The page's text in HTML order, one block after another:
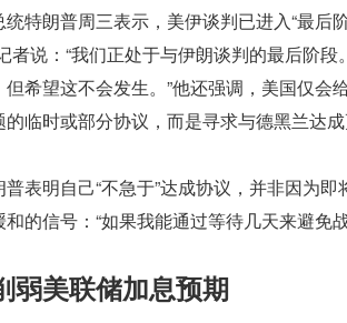
特朗普周三表示，美伊谈判已进入“最后
者说：“我们正处于与伊朗谈判的最后阶
希望这不会发生。”他还强调，美国仅会
临时或部分协议，而是寻求与德黑兰达
表明自己“不急于”达成协议，并非因为
的信号：“如果我能通过等待几天来避免
弱美联储加息预期